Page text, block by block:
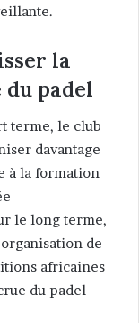
la
padel
terme, le club
davantage
à la formation
le long terme,
de
africaines
du padel